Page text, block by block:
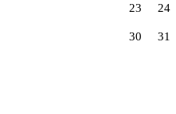
23 24
30 31